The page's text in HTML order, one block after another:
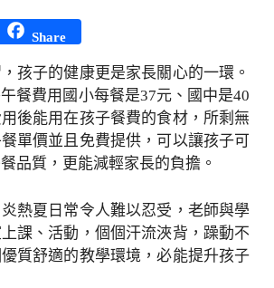
Share
孩子的健康更是家長關心的一環。
餐費用國小每餐是37元、國中是40
後能用在孩子餐費的食材，所剩無
單價並且免費提供，可以讓孩子可
品質，更能減輕家長的負擔。
熱夏日常令人難以忍受，老師與學
課、活動，個個汗流浹背，躁動不
質舒適的教學環境，必能提升孩子